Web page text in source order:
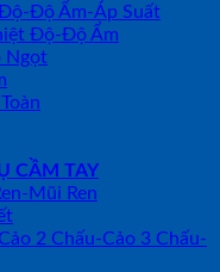
Độ Ẩm-Áp Suất
Độ-Độ Ẩm
Ngọt
CẦM TAY
Mũi Ren
2 Chấu-Cảo 3 Chấu-